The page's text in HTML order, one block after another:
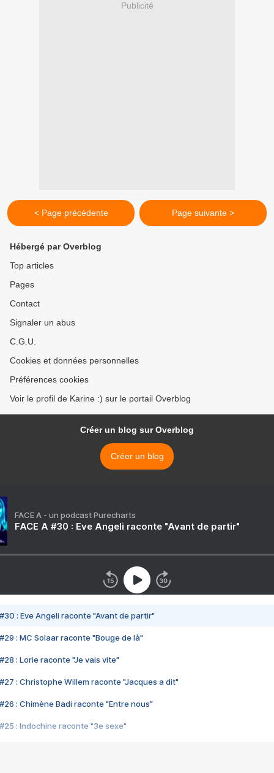
Publicité
< Page précédente Page suivante >
Hébergé par Overblog
Top articles
Pages
Contact
Signaler un abus
C.G.U.
Cookies et données personnelles
Préférences cookies
Voir le profil de Karine :) sur le portail Overblog
Créer un blog sur Overblog
Créer un blog
FACE A - un podcast Purecharts
FACE A #30 : Eve Angeli raconte "Avant de partir"
#30 : Eve Angeli raconte "Avant de partir"
#29 : MC Solaar raconte "Bouge de là"
#28 : Lorie raconte "Je vais vite"
#27 : Christophe Willem raconte "Jacques a dit"
#26 : Chimène Badi raconte "Entre nous"
#25 : Indochine raconte "3e sexe"